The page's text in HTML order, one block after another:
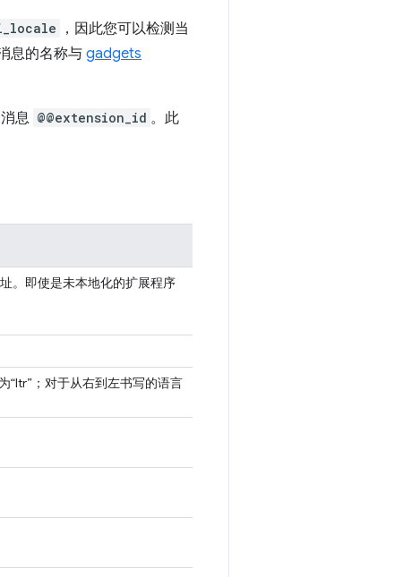
，因此您可以检测当
息的名称与 gadgets
息 @@extension_id 。此
。即使是未本地化的扩展程序
“ltr”；对于从右到左书写的语言